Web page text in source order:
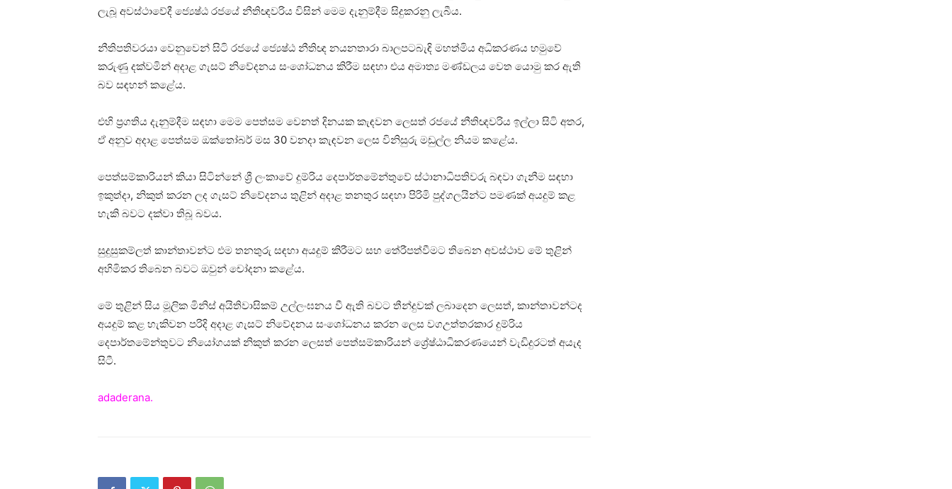
ලැබූ අවස්ථාවේදී ජ්‍යෙෂ්ඨ රජයේ නීතිඥවරිය විසින් මෙම දැනුම්දීම සිදුකරනු ලැබීය.
නීතිපතිවරයා වෙනුවෙන් සිටි රජයේ ජ්‍යෙෂ්ඨ නීතිඥ නයනතාරා බාලපටබැඳි මහත්මිය අධිකරණය හමුවේ
කරුණු දක්වමින් අදාළ ගැසට් නිවේදනය සංශෝධනය කිරීම සඳහා එය අමාත්‍ය මණ්ඩලය වෙත යොමු කර ඇති
බව සඳහන් කළේය.
එහි ප්‍රගතිය දැනුම්දීම සඳහා මෙම පෙත්සම වෙනත් දිනයක කැඳවන ලෙසත් රජයේ නීතිඥවරිය ඉල්ලා සිටි අතර,
ඒ අනුව අදාළ පෙත්සම ඔක්තෝබර් මස 30 වනදා කැඳවන ලෙස විනිසුරු මඩුල්ල නියම කළේය.
පෙත්සම්කාරියන් කියා සිටින්නේ ශ්‍රී ලංකාවේ දුම්රිය දෙපාර්තමේන්තුවේ ස්ථානාධිපතිවරු බඳවා ගැනීම සඳහා
ඉකුත්දා, නිකුත් කරන ලද ගැසට් නිවේදනය තුළින් අදාළ තනතුර සඳහා පිරිමි පුද්ගලයින්ට පමණක් අයදුම් කළ
හැකි බවට දක්වා තිබූ බවය.
සුදුසුකම්ලත් කාන්තාවන්ට එම තනතුරු සඳහා අයදුම් කිරීමට සහ තේරීපත්වීමට තිබෙන අවස්ථාව මේ තුළින්
අහිමිකර තිබෙන බවට ඔවුන් චෝදනා කළේය.
මේ තුළින් සිය මූලික මිනිස් අයිතිවාසිකම් උල්ලංඝනය වී ඇති බවට තීන්දුවක් ලබාදෙන ලෙසත්, කාන්තාවන්ටද
අයදුම් කළ හැකිවන පරිදි අදාළ ගැසට් නිවේදනය සංශෝධනය කරන ලෙස වගඋත්තරකාර දුම්රිය
දෙපාර්තමේන්තුවට නියෝගයක් නිකුත් කරන ලෙසත් පෙත්සම්කාරියන් ශ්‍රේෂ්ඨාධිකරණයෙන් වැඩිදුරටත් අයැද
සිටී.
adaderana.